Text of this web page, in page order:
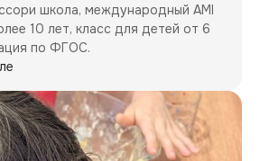
школа, международный AMI
10 лет, класс для детей от 6
по ФГОС.